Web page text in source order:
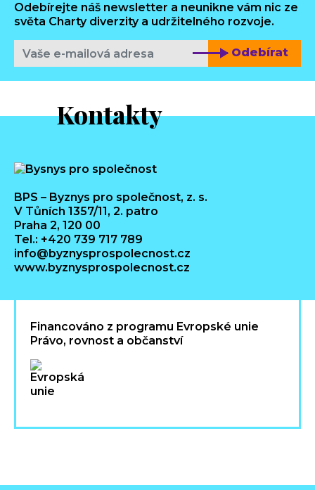
Odebírejte náš newsletter a neunikne vám nic ze
světa Charty diverzity a udržitelného rozvoje.
Odebírat
Kontakty
BPS – Byznys pro společnost, z. s.
V Tůních 1357/11, 2. patro
Praha 2, 120 00
Tel.: +420 739 717 789
info@byznysprospolecnost.cz
www.byznysprospolecnost.cz
Financováno z programu Evropské unie
Právo, rovnost a občanství